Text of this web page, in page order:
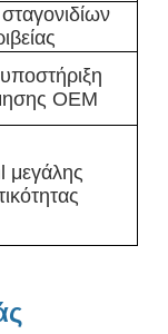
OEM
μεγάλης